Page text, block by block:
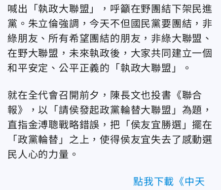
喊出「執政大聯盟」，呼籲在野團結下架民進
黨。朱立倫強調，今天不但國民黨要團結，非
綠朋友、所有希望團結的朋友，非綠大聯盟、
在野大聯盟，未來執政後，大家共同建立一個
和平安定、公平正義的「執政大聯盟」。
就在全代會召開前夕，陳長文也投書《聯合
報》，以「請侯發起政黨輪替大聯盟」為題，
直指金溥聰戰略錯誤，把「侯友宜勝選」擺在
「政黨輪替」之上，使得侯友宜失去了感動選
民人心的力量。
點我下載《中天